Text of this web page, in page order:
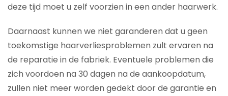
deze tijd moet u zelf voorzien in een ander haarwerk.
Daarnaast kunnen we niet garanderen dat u geen
toekomstige haarverliesproblemen zult ervaren na
de reparatie in de fabriek. Eventuele problemen die
zich voordoen na 30 dagen na de aankoopdatum,
zullen niet meer worden gedekt door de garantie en